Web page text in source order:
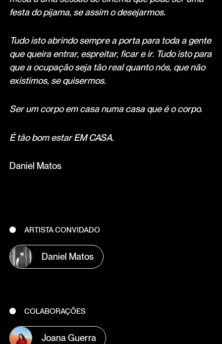
festa do pijama, se assim o desejarmos.
Tudo isto abrindo sempre a porta para toda a gente
que queira entrar, espreitar, ficar e ir. Tudo isto para
que a ocupação seja tão real quanto nós, que não
existimos, se quisermos.
Ser um corpo em casa numa casa que é o corpo.
É tão bom estar EM CASA.
Daniel Matos
ARTISTA CONVIDADO
Daniel Matos
COLABORAÇÕES
Joana Guerra